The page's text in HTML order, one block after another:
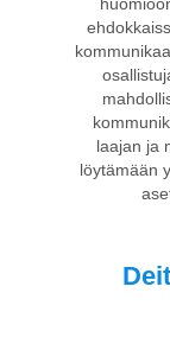
laajan ja
löytämään